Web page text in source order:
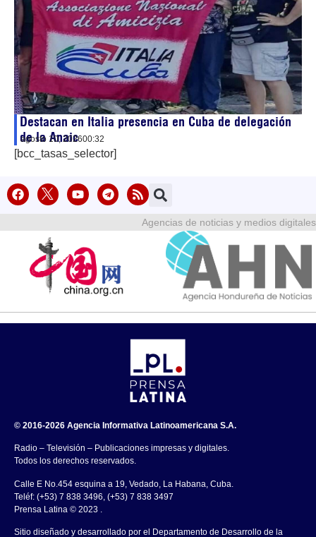
Destacan en Italia presencia en Cuba de delegación
de la Anaic
agosto 10, 202600:32
[bcc_tasas_selector]
Agencias de noticias y medios digitales
© 2016-2026 Agencia Informativa Latinoamericana S.A.
Radio – Televisión – Publicaciones impresas y digitales.
Todos los derechos reservados.
Calle E No.454 esquina a 19, Vedado, La Habana, Cuba.
Teléf: (+53) 7 838 3496, (+53) 7 838 3497
Prensa Latina © 2023 .
Sitio diseñado y desarrollado por el Departamento de Desarrollo de la